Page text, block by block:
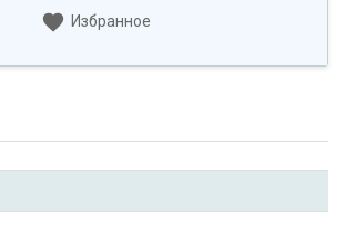
Избранное